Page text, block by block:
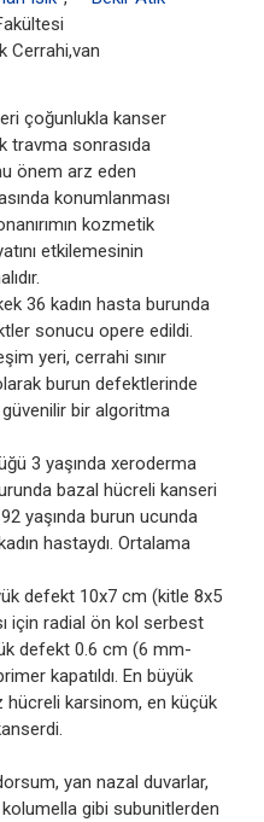
Cerrahi,van
çoğunlukla kanser
travma sonrasıda
önem arz eden
konumlanması
kozmetik
etkilemesinin
36 kadın hasta burunda
sonucu opere edildi.
yeri, cerrahi sınır
burun defektlerinde
bir algoritma
3 yaşında xeroderma
bazal hücreli kanseri
yaşında burun ucunda
hastaydı. Ortalama
defekt 10x7 cm (kitle 8x5
için radial ön kol serbest
defekt 0.6 cm (6 mm-
kapatıldı. En büyük
hücreli karsinom, en küçük
yan nazal duvarlar,
gibi subunitlerden